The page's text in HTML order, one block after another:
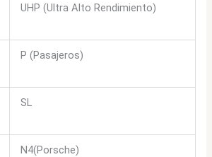
UHP (Ultra Alto Rendimiento)
P (Pasajeros)
SL
N4(Porsche)